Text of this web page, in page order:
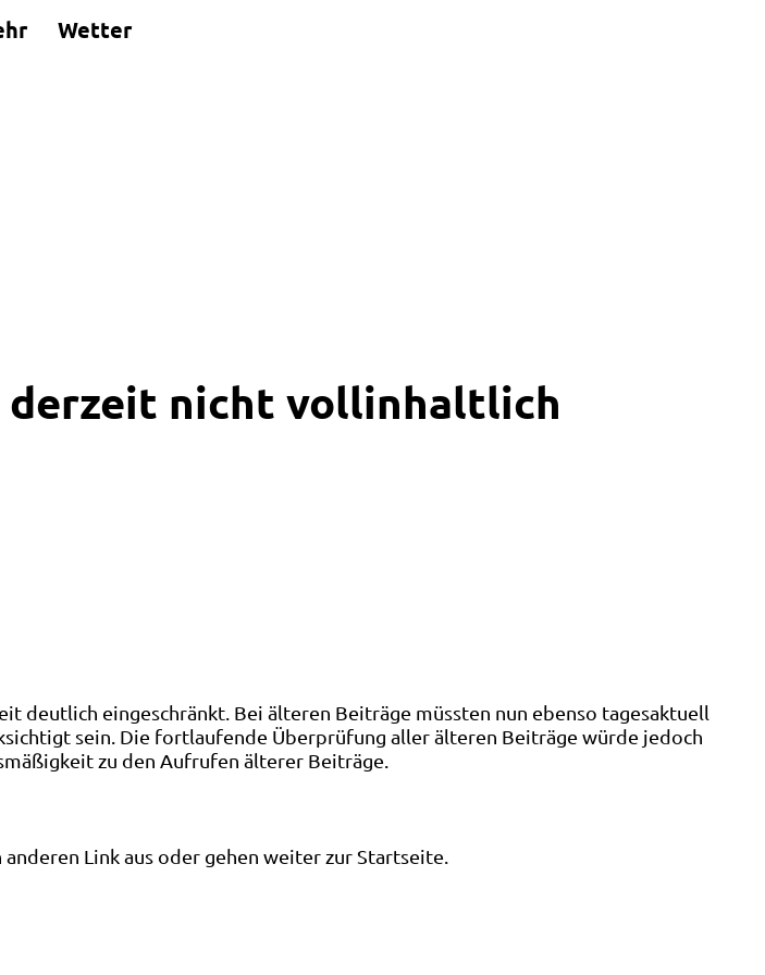
Wetter
derzeit nicht vollinhaltlich
deutlich eingeschränkt. Bei älteren Beiträge müssten nun ebenso tagesaktuell
sein. Die fortlaufende Überprüfung aller älteren Beiträge würde jedoch
zu den Aufrufen älterer Beiträge.
Link aus oder gehen weiter zur Startseite.